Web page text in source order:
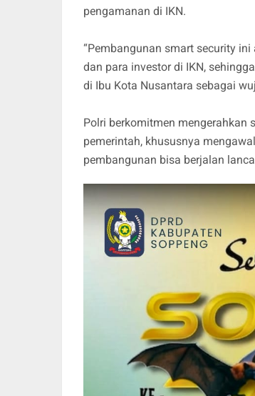
pengamanan di IKN.
“Pembangunan smart security
dan para investor di IKN,
di Ibu Kota Nusantara sebagai
Polri berkomitmen mengerahkan
pemerintah, khususnya
pembangunan bisa berjalan